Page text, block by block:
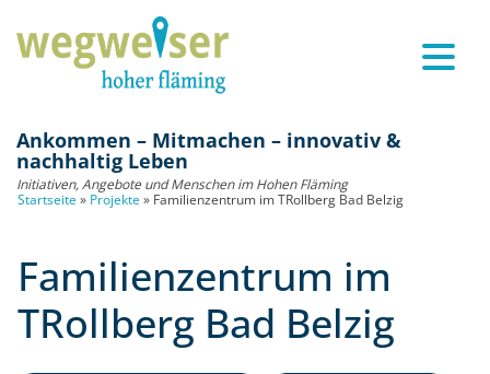
Ankommen – Mitmachen – innovativ &
nachhaltig Leben
Initiativen, Angebote und Menschen im Hohen Fläming
Startseite » Projekte » Familienzentrum im TRollberg Bad Belzig
Familienzentrum im
TRollberg Bad Belzig